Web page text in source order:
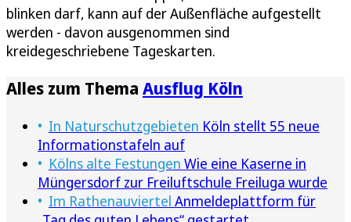
blinken darf, kann auf der Außenfläche aufgestellt
werden - davon ausgenommen sind
kreidegeschriebene Tageskarten.
Alles zum Thema Ausflug Köln
In Naturschutzgebieten Köln stellt 55 neue
Informationstafeln auf
Kölns alte Festungen Wie eine Kaserne in
Müngersdorf zur Freiluftschule Freiluga wurde
Im Rathenauviertel Anmeldeplattform für